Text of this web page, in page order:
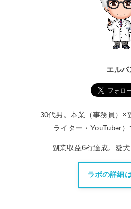
エルバ
30代男。本業（事務員）×
ライター・YouTuber）
副業収益6桁達成。愛犬
ラボの詳細